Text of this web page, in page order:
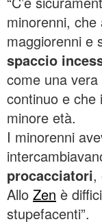
minorenni,
maggiorenni e
spaccio
come una
continuo e che
minore età.
I minorenni
procacciatori,
Allo Zen è
stupefacenti”.